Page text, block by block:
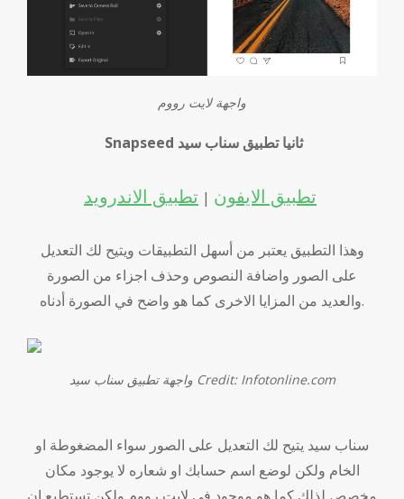
واجهة لايت رووم
Snapseed ثانيا تطبيق سناب سيد
تطبيق الايفون | تطبيق الاندرويد
وهذا التطبيق يعتبر من أسهل التطبيقات ويتيح لك التعديل
على الصور واضافة النصوص وحذف اجزاء من الصورة
والعديد من المزايا الاخرى كما هو واضح في الصورة أدناه.
واجهة تطبيق سناب سيد Credit: Infotonline.com
سناب سيد يتيح لك التعديل على الصور سواء المضغوطة او
الخام ولكن لوضع اسم حسابك او شعاره لا يوجود مكان